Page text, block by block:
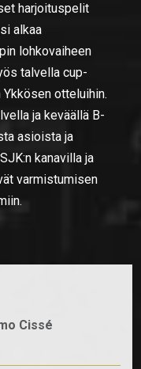
harjoituspelit
alkaa
lohkovaiheen
talvella cup-
otteluihin.
ja keväällä B-
asioista ja
kanavilla ja
varmistumisen
Cissé